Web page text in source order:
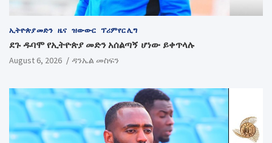
ኢትዮጵያ መድን ዜና ዝውውር ፕሪምየር ሊግ
ደጉ ዱባሞ የኢትዮጵያ መድን አሰልጣኝ ሆነው ይቀጥላሉ
August 6, 2026 ዳንኤል መስፍን